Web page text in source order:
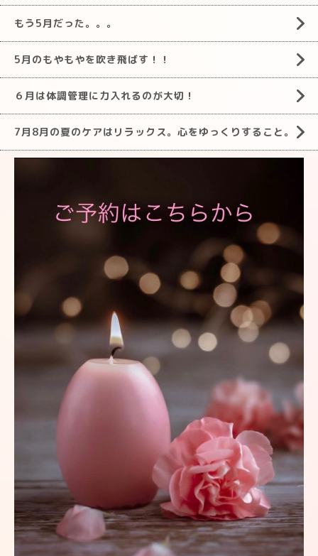
もう5月だった。。。
5月のもやもやを吹き飛ばす！！
６月は体調管理に力入れるのが大切！
7月8月の夏のケアはリラックス。心をゆっくりすること。